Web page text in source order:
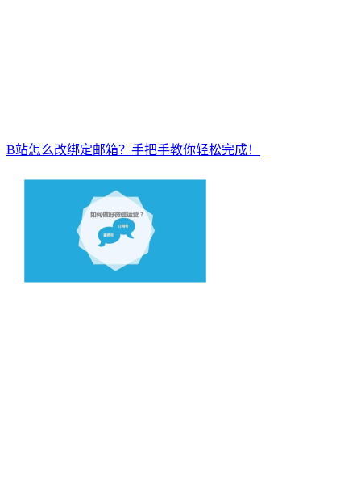
B站怎么改绑定邮箱？手把手教你轻松完成！